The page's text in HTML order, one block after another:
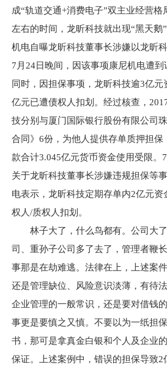
成“轨道交通+消费电子”双主业经营
左右的时间，龙昕科技就出现“黑天鹅
机电自曝龙昕科技董事长涉嫌以龙昕
7月24日晚间，因该事项康尼机电遭
同时，因担保事项，龙昕科技逾3亿
亿元已遭债权人扣划。经过核查，
技分别与厦门国际银行股份有限公司
合同》6份，为他人提供存单质押担
款合计3.045亿元货币资金使用受限。
关于龙昕科技董事长涉嫌违规担保等
电表示，龙昕科技定期存单内2亿元
权人/质权人扣划。
林子大了，什么鸟都有。公司大了
司、重孙子公司多了去了，管理者鞭
事那是在劫难逃。法律在上，上述案
还是管理缺位、风险意识淡薄，有待
企业管理的一般常识，还是要对借钱
事更是要慎之又慎。不要以为一纸担
书，那可是拿真金白银和个人及企业
保证。上述案例中，错误的担保导致2